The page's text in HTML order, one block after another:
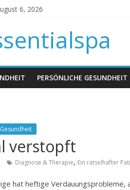
6, 2026
PERSÖNLICHE GESUNDHEIT
verstopft
Diagnose & Therapie, Ein rätselhafter
hat heftige